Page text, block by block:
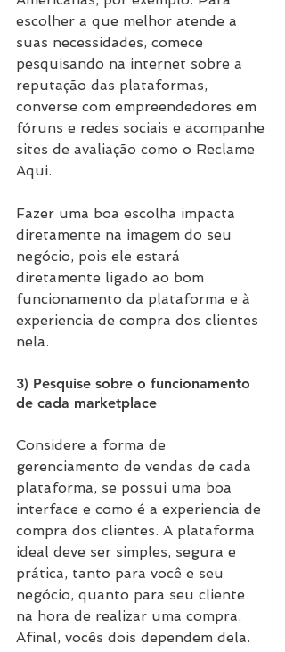
escolher a que melhor atende a
suas necessidades, comece
pesquisando na internet sobre a
reputação das plataformas,
converse com empreendedores em
fóruns e redes sociais e acompanhe
sites de avaliação como o Reclame
Aqui.
Fazer uma boa escolha impacta
diretamente na imagem do seu
negócio, pois ele estará
diretamente ligado ao bom
funcionamento da plataforma e à
experiencia de compra dos clientes
nela.
3) Pesquise sobre o funcionamento
de cada marketplace
Considere a forma de
gerenciamento de vendas de cada
plataforma, se possui uma boa
interface e como é a experiencia de
compra dos clientes. A plataforma
ideal deve ser simples, segura e
prática, tanto para você e seu
negócio, quanto para seu cliente
na hora de realizar uma compra.
Afinal, vocês dois dependem dela.